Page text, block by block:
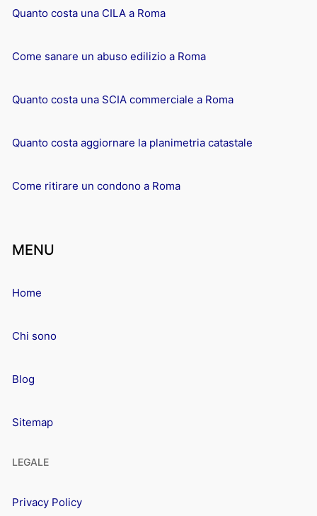
Quanto costa una CILA a Roma
Come sanare un abuso edilizio a Roma
Quanto costa una SCIA commerciale a Roma
Quanto costa aggiornare la planimetria catastale
Come ritirare un condono a Roma
MENU
Home
Chi sono
Blog
Sitemap
LEGALE
Privacy Policy